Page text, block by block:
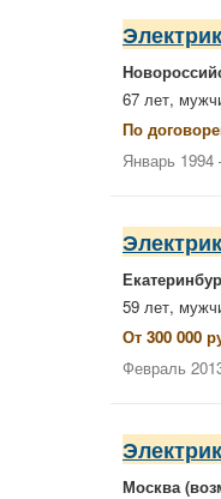
Электрик
67 лет,
По
Январь
Электрик
59 лет,
От 300 000
Февраль
Электрик
Москва